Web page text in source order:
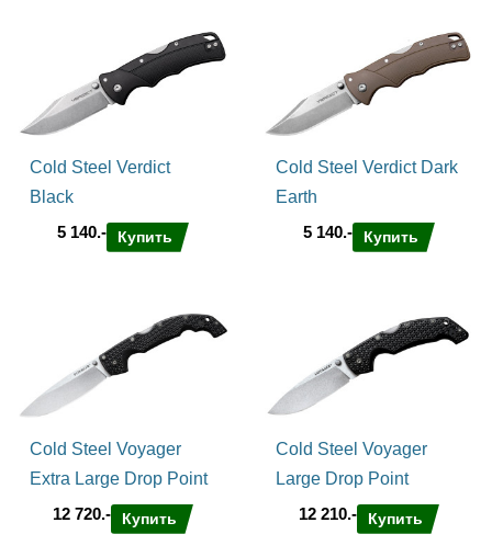
Cold Steel Verdict
Black
5 140.-
Купить
Cold Steel Verdict Dark
Earth
5 140.-
Купить
Cold Steel Voyager
Extra Large Drop Point
12 720.-
Купить
Cold Steel Voyager
Large Drop Point
12 210.-
Купить